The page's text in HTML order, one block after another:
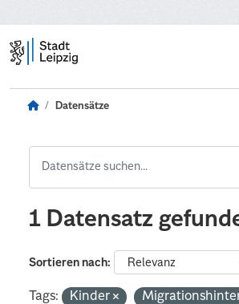
Datensätze
1 Datensatz
Sortieren nach
Tags: Kinder